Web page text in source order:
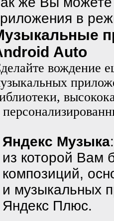
в
Auto
вождение
Яндекс Музыка
из которой Вам
композиций,
и музыкальных
Яндекс Плюс.